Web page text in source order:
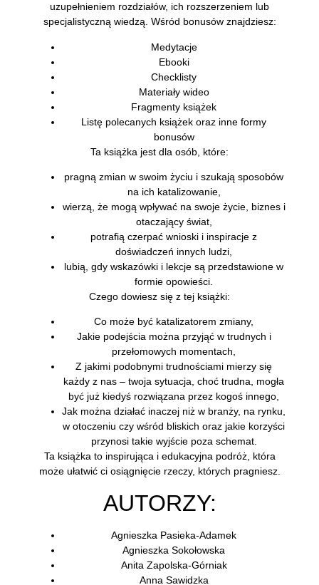
uzupełnieniem rozdziałów, ich rozszerzeniem lub
specjalistyczną wiedzą. Wśród bonusów znajdziesz:
Medytacje
Ebooki
Checklisty
Materiały wideo
Fragmenty książek
Listę polecanych książek oraz inne formy
bonusów
Ta książka jest dla osób, które:
pragną zmian w swoim życiu i szukają sposobów
na ich katalizowanie,
wierzą, że mogą wpływać na swoje życie, biznes i
otaczający świat,
potrafią czerpać wnioski i inspiracje z
doświadczeń innych ludzi,
lubią, gdy wskazówki i lekcje są przedstawione w
formie opowieści.
Czego dowiesz się z tej książki:
Co może być katalizatorem zmiany,
Jakie podejścia można przyjąć w trudnych i
przełomowych momentach,
Z jakimi podobnymi trudnościami mierzy się
każdy z nas – twoja sytuacja, choć trudna, mogła
być już kiedyś rozwiązana przez kogoś innego,
Jak można działać inaczej niż w branży, na rynku,
w otoczeniu czy wśród bliskich oraz jakie korzyści
przynosi takie wyjście poza schemat.
Ta książka to inspirująca i edukacyjna podróż, która
może ułatwić ci osiągnięcie rzeczy, których pragniesz.
AUTORZY:
Agnieszka Pasieka-Adamek
Agnieszka Sokołowska
Anita Zapolska-Górniak
Anna Sawidzka